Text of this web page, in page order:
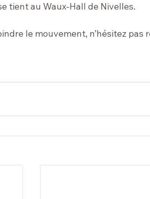
tient au Waux-Hall de Nivelles.
le mouvement, n’hésitez pas